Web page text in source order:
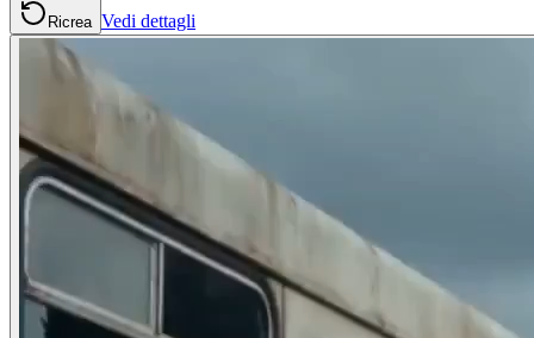
Ricrea Vedi dettagli